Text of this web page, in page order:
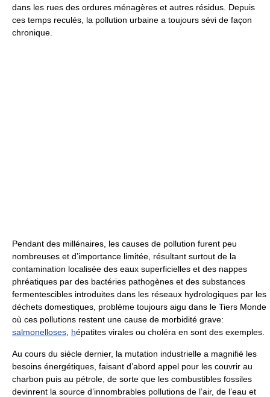
dans les rues des ordures ménagères et autres résidus. Depuis
ces temps reculés, la pollution urbaine a toujours sévi de façon
chronique.
Pendant des millénaires, les causes de pollution furent peu
nombreuses et d’importance limitée, résultant surtout de la
contamination localisée des eaux superficielles et des nappes
phréatiques par des bactéries pathogènes et des substances
fermentescibles introduites dans les réseaux hydrologiques par les
déchets domestiques, problème toujours aigu dans le Tiers Monde
où ces pollutions restent une cause de morbidité grave:
salmonelloses hépatites virales ou choléra en sont des exemples.
Au cours du siècle dernier, la mutation industrielle a magnifié les
besoins énergétiques, faisant d’abord appel pour les couvrir au
charbon puis au pétrole, de sorte que les combustibles fossiles
devinrent la source d’innombrables pollutions de l’air, de l’eau et